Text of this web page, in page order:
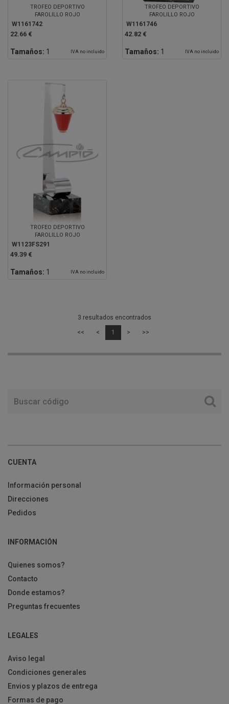
TROFEO DEPORTIVO
FAROLILLO ROJO
W1161742
22.66 €
Tamaños: 1 IVA no incluido
TROFEO DEPORTIVO
FAROLILLO ROJO
W1161746
42.82 €
Tamaños: 1 IVA no incluido
TROFEO DEPORTIVO
FAROLILLO ROJO
W1123FS291
49.39 €
Tamaños: 1 IVA no incluido
3 resultados encontrados
<< < 1 > >>
CUENTA
Información personal
Direcciones
Pedidos
INFORMACIÓN
Quienes somos?
Contacto
Donde estamos?
Preguntas frecuentes
LEGALES
Aviso legal
Condiciones generales
Envios y plazos de entrega
Formas de pago